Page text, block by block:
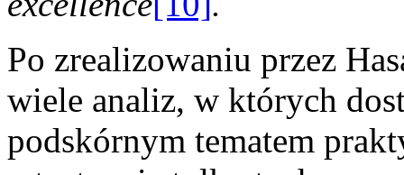
Po zrealizowaniu przez
wiele analiz, w których
podskórnym tematem